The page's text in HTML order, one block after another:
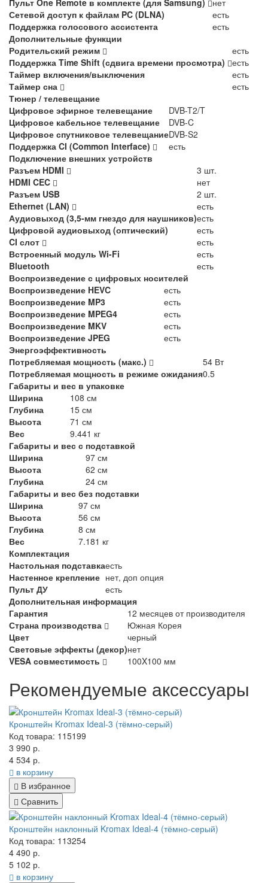
Сетевой доступ к файлам PC (DLNA)
есть
Поддержка голосового ассистента
есть
Дополнительные функции
Родительский режим
есть
Поддержка Time Shift (сдвига времени просмотра)
есть
Таймер включения/выключения
есть
Таймер сна
есть
Тюнер / телевещание
Цифровое эфирное телевещание
DVB-T2/T
Цифровое кабельное телевещание
DVB-C
Цифровое спутниковое телевещаниеDVB-S2
Поддержка CI (Common Interface)
есть
Подключение внешних устройств
Разъем HDMI
3 шт.
HDMI CEC
нет
Разъем USB
2 шт.
Ethernet (LAN)
есть
Аудиовыход (3,5-мм гнездо для наушников)есть
Цифровой аудиовыход (оптический)
есть
CI слот
есть
Встроенный модуль Wi-Fi
есть
Bluetooth
есть
Воспроизведение с цифровых носителей
Воспроизведение HEVC
есть
Воспроизведение MP3
есть
Воспроизведение MPEG4
есть
Воспроизведение MKV
есть
Воспроизведение JPEG
есть
Энергоэффективность
Потребляемая мощность (макс.)
54 Вт
Потребляемая мощность в режиме ожидания0.5
Габариты и вес в упаковке
Ширина
108 см
Глубина
15 см
Высота
71 см
Вес
9.441 кг
Габариты и вес с подставкой
Ширина
97 см
Высота
62 см
Глубина
24 см
Габариты и вес без подставки
Ширина
97 см
Высота
56 см
Глубина
8 см
Вес
7.181 кг
Комплектация
Настольная подставкаесть
Настенное крепление нет, доп опция
Пульт ДУ
есть
Дополнительная информация
Гарантия
12 месяцев от производителя
Страна производства
Южная Корея
Цвет
черный
Световые эффекты (декор)нет
VESA совместимость
100X100 мм
Рекомендуемые аксессуары
Кронштейн Kromax Ideal-3 (тёмно-серый)
Код товара: 115199
3 990 р.
4 534 р.
в корзину
В избранное
Сравнить
Кронштейн наклонный Kromax Ideal-4 (тёмно-серый)
Код товара: 113254
4 490 р.
5 102 р.
в корзину